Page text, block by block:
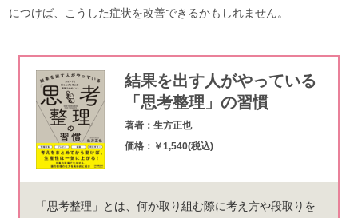
につけば、こうした症状を改善できるかもしれません。
結果を出す人がやっている
「思考整理」の習慣
著者：生方正也
価格：￥1,540(税込)
「思考整理」とは、何か取り組む際に考え方や段取りを